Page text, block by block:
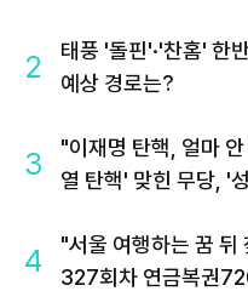
2
태풍 '돌핀'·'찬홈' 한
예상 경로는?
3
"이재명 탄핵, 얼마
열 탄핵' 맞힌 무당, '
4
"서울 여행하는 꿈 뒤
327회차 연금복권